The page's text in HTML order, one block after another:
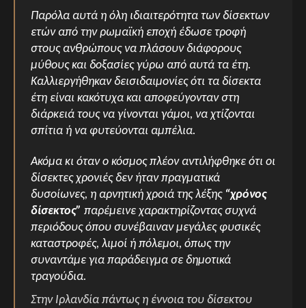
Παρόλα αυτά η όλη ιδιαιτερότητα των δίσεκτων
ετών από την ρωμαϊκή εποχή έδωσε τροφή
στους ανθρώπους να πλάσουν διάφορους
μύθους και δοξασίες γύρω από αυτά τα έτη.
Καλλιεργήθηκαν δεισιδαιμονίες ότι τα δίσεκτα
έτη είναι κακότυχα και αποφεύγονταν στη
διάρκειά τους να γίνονται γάμοι, να χτίζονται
σπίτια ή να φυτεύονται αμπέλια.
Ακόμα κι όταν ο κόσμος πλέον αντιλήφθηκε ότι οι
δίσεκτες χρονιές δεν ήταν πραγματικά
δυσοίωνες, η αρνητική χροιά της λέξης “χρόνος
δίσεκτος” παρέμεινε χαρακτηρίζοντας συχνά
περιόδους όπου συνέβαιναν μεγάλες φυσικές
καταστροφές, λιμοί ή πόλεμοι, όπως την
συναντάμε για παράδειγμα σε δημοτικά
τραγούδια.
Στην Ιρλανδία πάντως η έννοια του δίσεκτου